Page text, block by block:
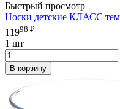
Быстрый просмотр
Носки детские КЛАСС
11998 ₽
1 шт
В корзину